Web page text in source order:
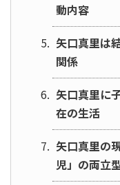
動内容
矢口真里は
関係
矢口真里に
在の生活
矢口真里の
児」の両立